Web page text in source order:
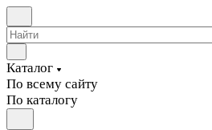
Каталог
По всему сайту
По каталогу